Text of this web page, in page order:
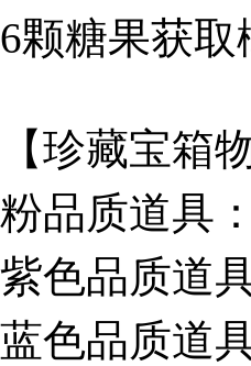
6颗糖果获取
【珍藏宝箱
粉品质道具
紫色品质道
蓝色品质道